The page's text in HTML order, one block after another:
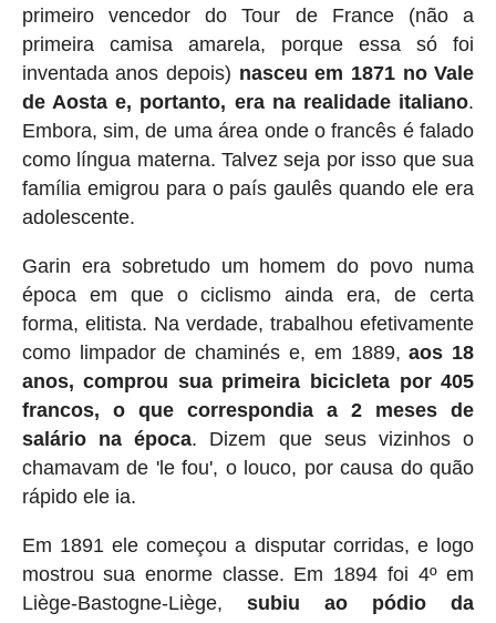
primeiro vencedor do Tour de France (não a
primeira camisa amarela, porque essa só foi
inventada anos depois) nasceu em 1871 no Vale
de Aosta e, portanto, era na realidade italiano.
Embora, sim, de uma área onde o francês é falado
como língua materna. Talvez seja por isso que sua
família emigrou para o país gaulês quando ele era
adolescente.
Garin era sobretudo um homem do povo numa
época em que o ciclismo ainda era, de certa
forma, elitista. Na verdade, trabalhou efetivamente
como limpador de chaminés e, em 1889,aos 18
anos, comprou sua primeira bicicleta por 405
francos, o que correspondia a 2 meses de
salário na época. Dizem que seus vizinhos o
chamavam de 'le fou', o louco, por causa do quão
rápido ele ia.
Em 1891 ele começou a disputar corridas, e logo
mostrou sua enorme classe. Em 1894 foi 4º em
Liège-Bastogne-Liège, subiu ao pódio da